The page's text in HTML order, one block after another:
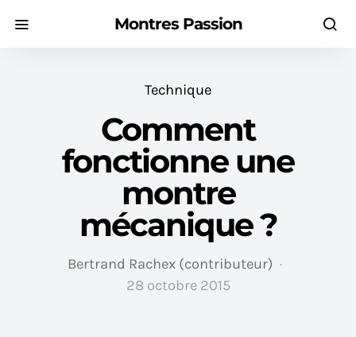
Montres Passion
Technique
Comment
fonctionne une
montre
mécanique ?
Bertrand Rachex (contributeur)
28 octobre 2015